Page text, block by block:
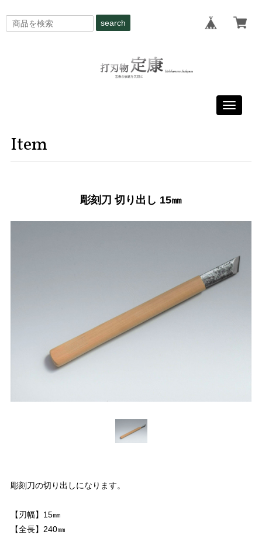
search
Toggle
Item
彫刻刀 切り出し 15㎜
彫刻刀の切り出しになります。
【刃幅】15㎜
【全長】240㎜